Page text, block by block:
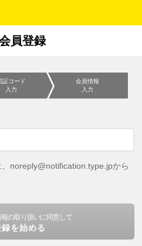
員登録
証コード
入力
会員情報
入力
noreply@notification.type.jpから
の取り扱いに同意して
を始める